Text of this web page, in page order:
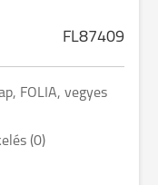
FL87409
FOLIA, vegyes
(0)